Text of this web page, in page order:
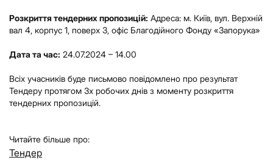
Розкриття тендерних пропозицій: Адреса: м. Київ, вул. Верхній
вал 4, корпус 1, поверх 3, офіс Благодійного Фонду «Запорука»
Дата та час: 24.07.2024 – 14.00
Всіх учасників буде письмово повідомлено про результат
Тендеру протягом 3х робочих днів з моменту розкриття
тендерних пропозицій.
Читайте більше про:
Тендер